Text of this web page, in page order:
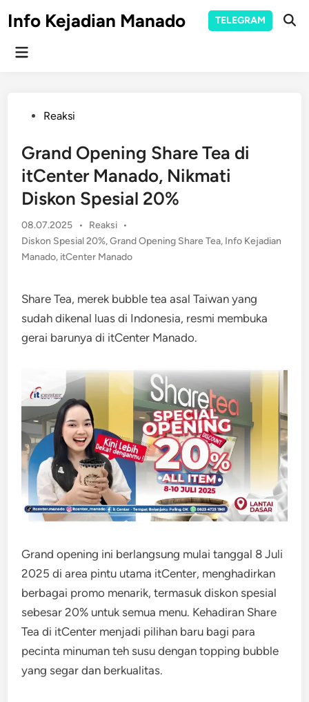
toInfo Kejadian Manado TELEGRAM
Main
PostedReaksi
Grand Opening Share Tea di
itCenter Manado, Nikmati
Diskon Spesial 20%
08.07.2025 •
Posted
in
Reaksi •
Diskon Spesial 20%,Grand Opening Share Tea, Info Kejadian
Manado, itCenter Manado
Share Tea, merek bubble tea asal Taiwan yang
sudah dikenal luas di Indonesia, resmi membuka
gerai barunya di itCenter Manado.
Grand opening ini berlangsung mulai tanggal 8 Juli
2025 di area pintu utama itCenter, menghadirkan
berbagai promo menarik, termasuk diskon spesial
sebesar 20% untuk semua menu. Kehadiran Share
Tea di itCenter menjadi pilihan baru bagi para
pecinta minuman teh susu dengan topping bubble
yang segar dan berkualitas.